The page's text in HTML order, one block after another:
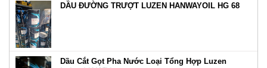
DẦU ĐƯỜNG TRƯỢT LUZEN HANWAYOIL HG 68
Dầu Cắt Gọt Pha Nước Loại Tổng Hợp Luzen